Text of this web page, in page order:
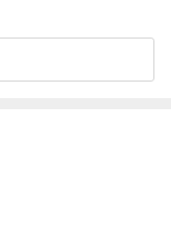
색 고래 ‘모비 딕’에게
양으로 태평양으로 추
구상의 모든 바다로 이
고도 무서운 항해를
순간은 파멸의 순간